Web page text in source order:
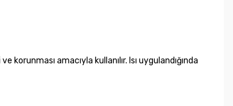
amacıyla kullanılır. Isı uygulandığında